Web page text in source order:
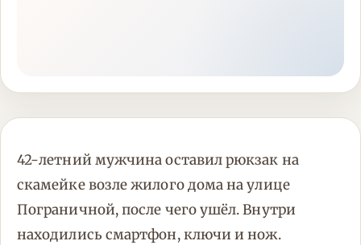
42-летний мужчина оставил рюкзак на
скамейке возле жилого дома на улице
Пограничной, после чего ушёл. Внутри
находились смартфон, ключи и нож.